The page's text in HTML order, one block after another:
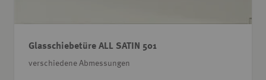
Glasschiebetüre ALL SATIN 501
verschiedene Abmessungen